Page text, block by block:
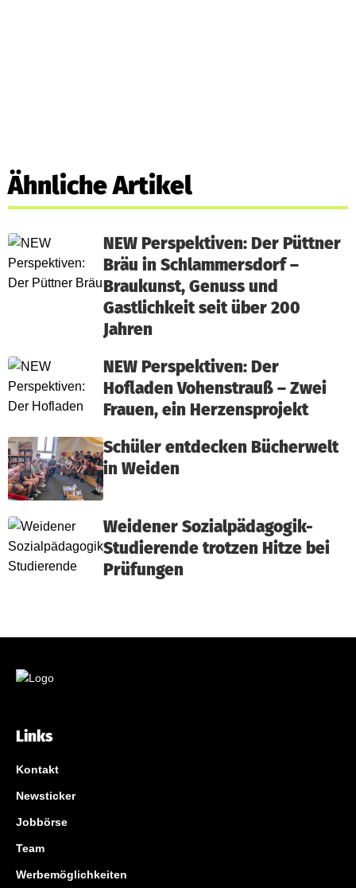
Ähnliche Artikel
NEW Perspektiven: Der Püttner
Bräu in Schlammersdorf –
Braukunst, Genuss und
Gastlichkeit seit über 200
Jahren
NEW Perspektiven: Der
Hofladen Vohenstrauß – Zwei
Frauen, ein Herzensprojekt
Schüler entdecken Bücherwelt
in Weiden
Weidener Sozialpädagogik-
Studierende trotzen Hitze bei
Prüfungen
Links
Kontakt
Newsticker
Jobbörse
Team
Werbemöglichkeiten